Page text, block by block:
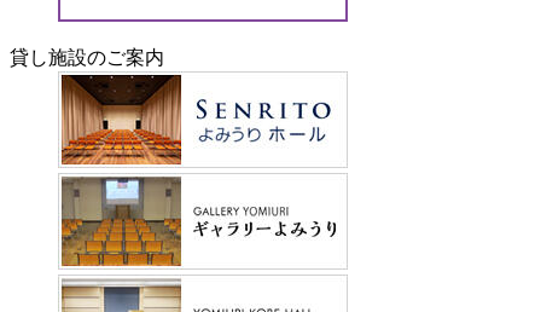
貸し施設のご案内